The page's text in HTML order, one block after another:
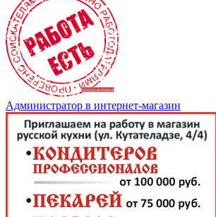
Администратор в интернет-магазин